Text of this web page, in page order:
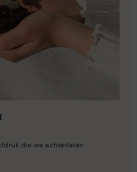
die we achterlaten